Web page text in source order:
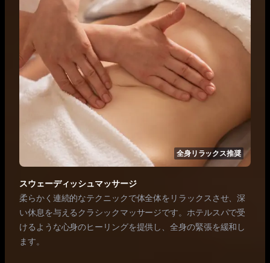
全身リラックス推奨
スウェーディッシュマッサージ
柔らかく連続的なテクニックで体全体をリラックスさせ、深
い休息を与えるクラシックマッサージです。ホテルスパで受
けるような心身のヒーリングを提供し、全身の緊張を緩和し
ます。